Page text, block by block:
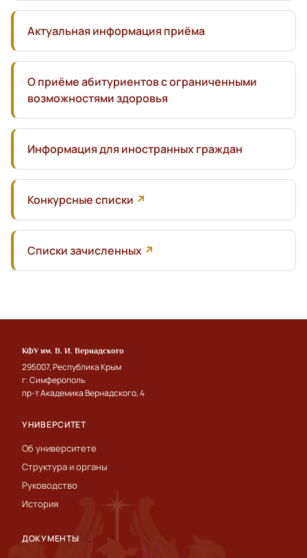
Актуальная информация приёма
О приёме абитуриентов с ограниченными
возможностями здоровья
Информация для иностранных граждан
Конкурсные списки
Списки зачисленных
КФУ им. В. И. Вернадского
295007, Республика Крым
г. Симферополь
пр-т Академика Вернадского, 4
УНИВЕРСИТЕТ
Об университете
Структура и органы
Руководство
История
ДОКУМЕНТЫ